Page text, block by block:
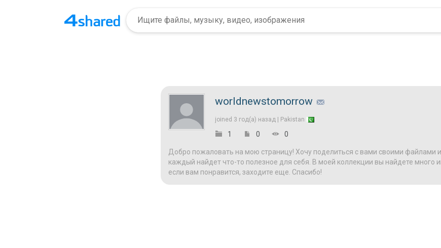
worldnewstomorrow
joined 3 год(а) назад | Pakistan
1 0 0
Добро пожаловать на мою страницу! Хочу поделиться с вами своими файлами
каждый найдет что-то полезное для себя. В моей коллекции вы найдете много
если вам понравится, заходите еще. Спасибо!